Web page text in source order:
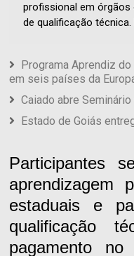
profissional em
de qualificação técnica.
Programa Aprendiz
em seis países da
Caiado abre
Estado de Goiás
Participantes
aprendizagem
estaduais e
qualificação
pagamento